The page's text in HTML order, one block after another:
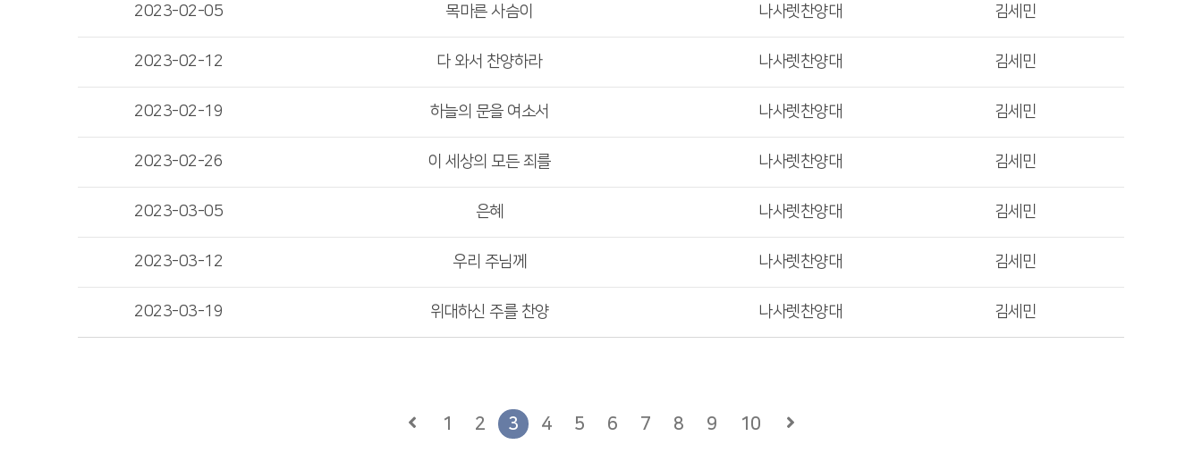
2023-02-05 목마른 사슴이 나사렛찬양대 김세민
2023-02-12 다 와서 찬양하라 나사렛찬양대 김세민
2023-02-19 하늘의 문을 여소서 나사렛찬양대 김세민
2023-02-26 이 세상의 모든 죄를 나사렛찬양대 김세민
2023-03-05 은혜 나사렛찬양대 김세민
2023-03-12 우리 주님께 나사렛찬양대 김세민
2023-03-19 위대하신 주를 찬양 나사렛찬양대 김세민
1 2 3 4 5 6 7 8 9 10